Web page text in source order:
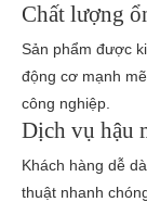
Chất lượng
Sản phẩm được
động cơ mạnh
công nghiệp.
Dịch vụ hậu
Khách hàng dễ
thuật nhanh